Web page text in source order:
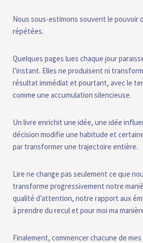
Nous sous-estimons souvent le pouvoir
répétées.
Quelques pages lues chaque jour
l’instant. Elles ne produisent ni
résultat immédiat et pourtant, avec le
comme une accumulation silencieuse.
Un livre enrichit une idée, une idée
décision modifie une habitude et
par transformer une trajectoire entière.
Lire ne change pas seulement ce que
transforme progressivement notre
qualité d’attention, notre rapport aux
à prendre du recul et pour moi ma
Finalement, commencer chacune de